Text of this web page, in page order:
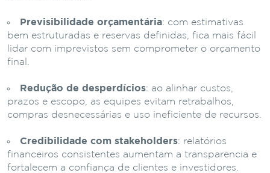
Previsibilidade orçamentária: com estimativas
bem estruturadas e reservas definidas, fica mais fácil
lidar com imprevistos sem comprometer o orçamento
final.
Redução de desperdícios: ao alinhar custos,
prazos e escopo, as equipes evitam retrabalhos,
compras desnecessárias e uso ineficiente de recursos.
Credibilidade com stakeholders: relatórios
financeiros consistentes aumentam a transparência e
fortalecem a confiança de clientes e investidores.